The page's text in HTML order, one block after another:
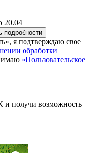
20.04
Узнать подробности
я подтверждаю свое
обработки
«Пользовательское
и получи возможность